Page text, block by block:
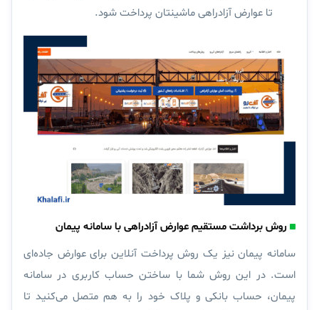
تا عوارض آزادراهی ماشینتان پرداخت شود.
روش برداشت مستقیم عوارض آزادراهی با سامانه پیمان
سامانه پیمان نیز یک روش پرداخت آنلاین برای عوارض جاده‌ای
است. در این روش شما با ساختن حساب کاربری در سامانه
پیمان، حساب بانکی و پلاک خود را به هم متصل می‌کنید تا